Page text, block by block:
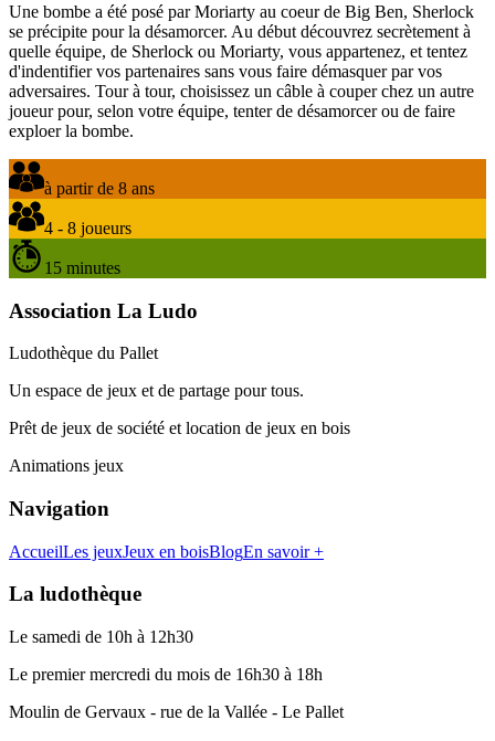
Une bombe a été posé par Moriarty au coeur de Big Ben, Sherlock
se précipite pour la désamorcer. Au début découvrez secrètement à
quelle équipe, de Sherlock ou Moriarty, vous appartenez, et tentez
d'indentifier vos partenaires sans vous faire démasquer par vos
adversaires. Tour à tour, choisissez un câble à couper chez un autre
joueur pour, selon votre équipe, tenter de désamorcer ou de faire
exploer la bombe.
à partir de 8 ans
4 - 8 joueurs
15 minutes
Association La Ludo
Ludothèque du Pallet
Un espace de jeux et de partage pour tous.
Prêt de jeux de société et location de jeux en bois
Animations jeux
Navigation
AccueilLes jeuxJeux en boisBlogEn savoir +
La ludothèque
Le samedi de 10h à 12h30
Le premier mercredi du mois de 16h30 à 18h
Moulin de Gervaux - rue de la Vallée - Le Pallet